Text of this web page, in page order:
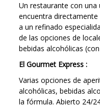
Un restaurante con una
encuentra
a un refinado
de las opciones de
bebidas alcohólicas
El Gourmet Express :
Varias opciones de
alcohólicas, bebidas
la fórmula. Abierto 24/